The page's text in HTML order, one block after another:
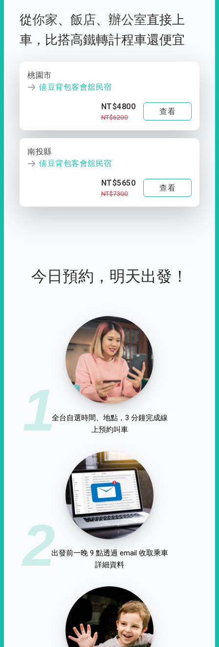
從你家、 飯店、 辦公室直接上
車， 比搭高鐵轉計程車還便宜
桃園市
僖豆背包客會舘民宿
NT$4800
NT$6200
查看
南投縣
僖豆背包客會舘民宿
NT$5650
NT$7300
查看
今日預約，明天出發！
1全台自選時間、地點，3 分鐘完成線
上預約叫車
2出發前一晚 9 點透過 email 收取乘車
詳細資料